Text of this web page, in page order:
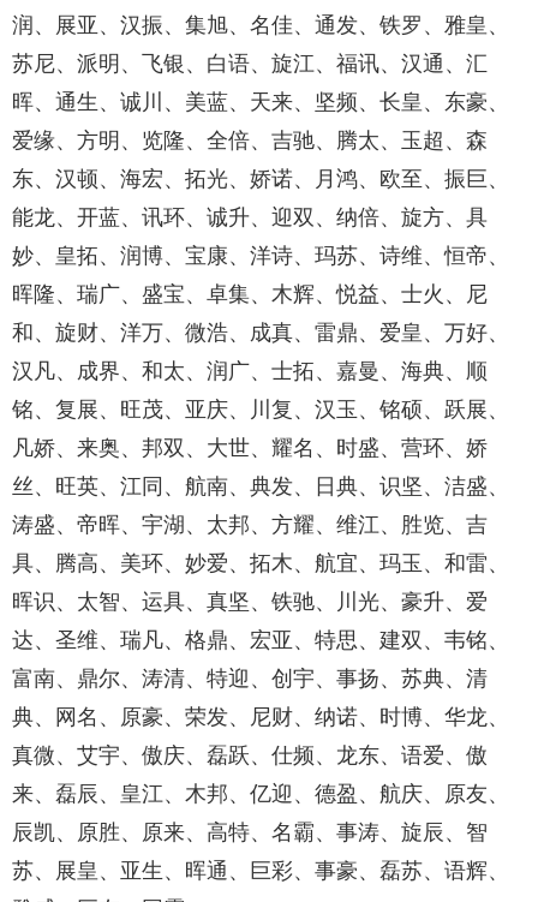
润、展亚、汉振、集旭、名佳、通发、铁罗、雅皇、
苏尼、派明、飞银、白语、旋江、福讯、汉通、汇
晖、通生、诚川、美蓝、天来、坚频、长皇、东豪、
爱缘、方明、览隆、全倍、吉驰、腾太、玉超、森
东、汉顿、海宏、拓光、娇诺、月鸿、欧至、振巨、
能龙、开蓝、讯环、诚升、迎双、纳倍、旋方、具
妙、皇拓、润博、宝康、洋诗、玛苏、诗维、恒帝、
晖隆、瑞广、盛宝、卓集、木辉、悦益、士火、尼
和、旋财、洋万、微浩、成真、雷鼎、爱皇、万好、
汉凡、成界、和太、润广、士拓、嘉曼、海典、顺
铭、复展、旺茂、亚庆、川复、汉玉、铭硕、跃展、
凡娇、来奥、邦双、大世、耀名、时盛、营环、娇
丝、旺英、江同、航南、典发、日典、识坚、洁盛、
涛盛、帝晖、宇湖、太邦、方耀、维江、胜览、吉
具、腾高、美环、妙爱、拓木、航宜、玛玉、和雷、
晖识、太智、运具、真坚、铁驰、川光、豪升、爱
达、圣维、瑞凡、格鼎、宏亚、特思、建双、韦铭、
富南、鼎尔、涛清、特迎、创宇、事扬、苏典、清
典、网名、原豪、荣发、尼财、纳诺、时博、华龙、
真微、艾宇、傲庆、磊跃、仕频、龙东、语爱、傲
来、磊辰、皇江、木邦、亿迎、德盈、航庆、原友、
辰凯、原胜、原来、高特、名霸、事涛、旋辰、智
苏、展皇、亚生、晖通、巨彩、事豪、磊苏、语辉、